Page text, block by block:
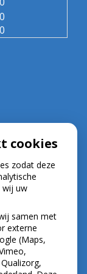
gezonde
cookies
zodat deze
wij uw
samen met
externe
(Maps,